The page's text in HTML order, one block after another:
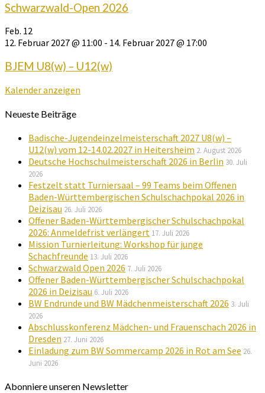
Schwarzwald-Open 2026
Feb. 12
12. Februar 2027 @ 11:00 - 14. Februar 2027 @ 17:00
BJEM U8(w) – U12(w)
Kalender anzeigen
Neueste Beiträge
Badische-Jugendeinzelmeisterschaft 2027 U8(w) –
U12(w) vom 12-14.02.2027 in Heitersheim 2. August 2026
Deutsche Hochschulmeisterschaft 2026 in Berlin 30. Juli
2026
Festzelt statt Turniersaal – 99 Teams beim Offenen
Baden-Württembergischen Schulschachpokal 2026 in
Deizisau 26. Juli 2026
Offener Baden-Württembergischer Schulschachpokal
2026: Anmeldefrist verlängert 17. Juli 2026
Mission Turnierleitung: Workshop für junge
Schachfreunde 13. Juli 2026
Schwarzwald Open 2026 7. Juli 2026
Offener Baden-Württembergischer Schulschachpokal
2026 in Deizisau 6. Juli 2026
BW Endrunde und BW Mädchenmeisterschaft 2026 3. Juli
2026
Abschlusskonferenz Mädchen- und Frauenschach 2026 in
Dresden 27. Juni 2026
Einladung zum BW Sommercamp 2026 in Rot am See 26.
Juni 2026
Abonniere unseren Newsletter